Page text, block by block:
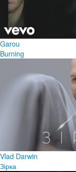
Garou
Burning
Vlad Darwin
Зірка